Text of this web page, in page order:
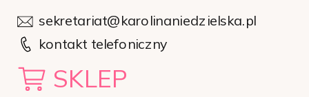
sekretariat@karolinaniedzielska.pl
kontakt telefoniczny
SKLEP